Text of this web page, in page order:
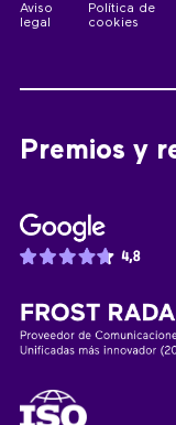
Aviso
legal
Política de
cookies
Premios y